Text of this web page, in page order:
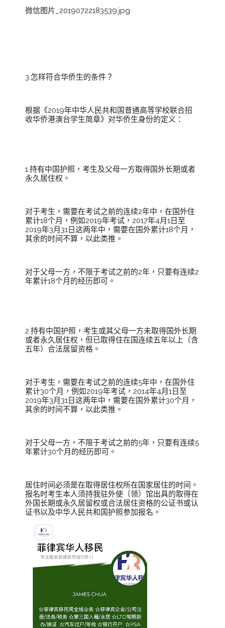
微信图片_20190722183539.jpg
3.怎样符合华侨生的条件？
根据《2019年中华人民共和国普通高等学校联合招
收华侨港澳台学生简章》对华侨生身份的定义：
1.持有中国护照，考生及父母一方取得国外长期或者
永久居住权。
对于考生，需要在考试之前的连续2年中，在国外住
累计18个月，例如2019年考试，2017年4月1日至
2019年3月31日这两年中，需要在国外累计18个月，
其余的时间不算，以此类推。
对于父母一方，不限于考试之前的2年，只要有连续2
年累计18个月的经历即可。
2.持有中国护照，考生或其父母一方未取得国外长期
或者永久居住权，但已取得住在国连续五年以上（含
五年）合法居留资格。
对于考生，需要在考试之前的连续5年中，在国外住
累计30个月，例如2019年考试，2014年4月1日至
2019年3月31日这两年中，需要在国外累计30个月，
其余的时间不算，以此类推。
对于父母一方，不限于考试之前的5年，只要有连续5
年累计30个月的经历即可。
居住时间必须是在取得居住权所在国家居住的时间。
报名时考生本人须持我驻外使（领）馆出具的取得在
外国长期或永久居留权或合法居住资格的公证书或认
证书以及中华人民共和国护照参加报名。